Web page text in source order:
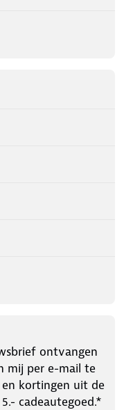
ontvangen
mij per e-mail te
en kortingen uit de
cadeautegoed.*